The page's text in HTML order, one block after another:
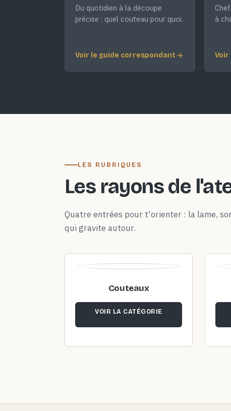
Du quotidien à la découpe
précise : quel couteau pour quoi.
Voir le guide correspondant
à
Voir
LES RUBRIQUES
Les rayons de
Quatre entrées pour t'orienter : la lame,
qui gravite autour.
Couteaux
VOIR LA CATÉGORIE